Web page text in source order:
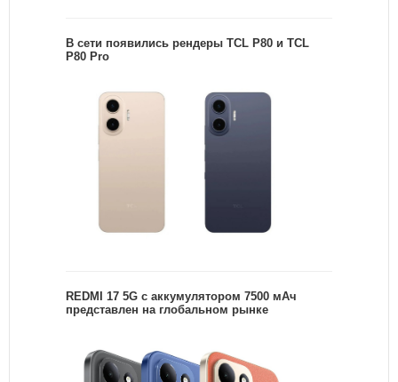
В сети появились рендеры TCL P80 и TCL
P80 Pro
REDMI 17 5G c аккумулятором 7500 мАч
представлен на глобальном рынке